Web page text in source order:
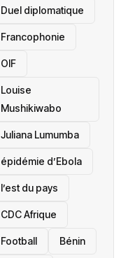
Duel diplomatique
Francophonie
OIF
Louise
Mushikiwabo
Juliana Lumumba
épidémie d’Ebola
l’est du pays
CDC Afrique
Football Bénin